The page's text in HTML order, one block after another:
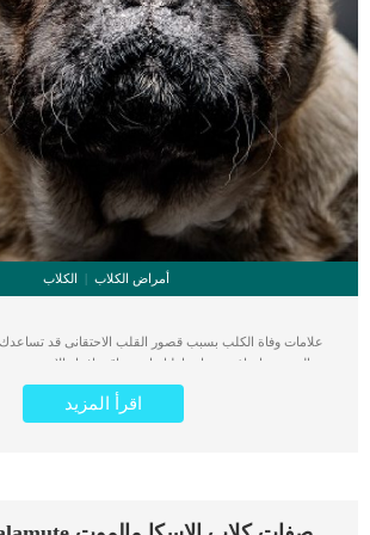
أمراض الكلاب الكلاب
علامات وفاة الكلب بسبب قصور القلب الاحتقانى قد
الحدث, واتخاذ جميع احتياطتك انت وباقى افراد الاسرة.
الاحتقانى من اخطر الحالات المرضية التى يمكن ان يتعرض لها
ذلك الكلاب والقطط. كما ان القلب يعتبر عضوا رئيسيا فى
اقرأ المزيد